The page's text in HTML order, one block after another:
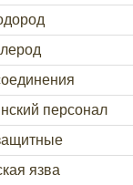
персонал
язва